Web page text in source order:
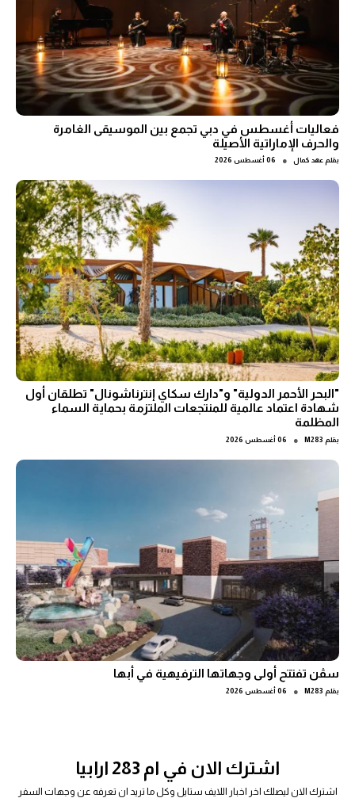
فعاليات أغسطس في دبي تجمع بين الموسيقى الغامرة
والحرف الإماراتية الأصيلة
بقلم عهد كمال ● 06 أغسطس 2026
"البحر الأحمر الدولية" و"دارك سكاي إنترناشونال" تطلقان أول
شهادة اعتماد عالمية للمنتجعات الملتزمة بحماية السماء
المظلمة
بقلم M283
● 06 أغسطس 2026
سڤن تفتتح أولى وجهاتها الترفيهية في أبها
بقلم M283
● 06 أغسطس 2026
اشترك الان في ام 283 ارابيا
اشترك الان ليصلك اخر اخبار اللايف ستايل وكل ما تريد ان تعرفه عن وجهات السفر